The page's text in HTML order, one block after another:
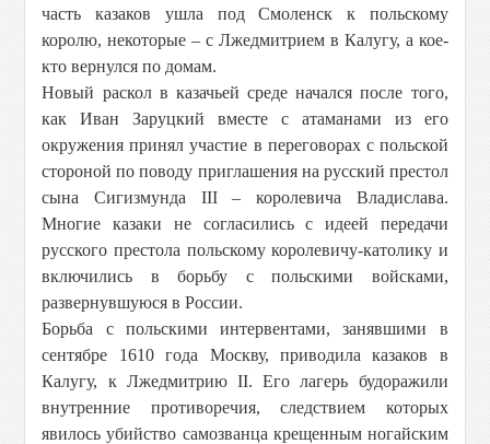
часть казаков ушла под Смоленск к польскому
королю, некоторые – с Лжедмитрием в Калугу, а кое-
кто вернулся по домам.
Новый раскол в казачьей среде начался после того,
как Иван Заруцкий вместе с атаманами из его
окружения принял участие в переговорах с польской
стороной по поводу приглашения на русский престол
сына Сигизмунда III – королевича Владислава.
Многие казаки не согласились с идеей передачи
русского престола польскому королевичу-католику и
включились в борьбу с польскими войсками,
развернувшуюся в России.
Борьба с польскими интервентами, занявшими в
сентябре 1610 года Москву, приводила казаков в
Калугу, к Лжедмитрию II. Его лагерь будоражили
внутренние противоречия, следствием которых
явилось убийство самозванца крещенным ногайским